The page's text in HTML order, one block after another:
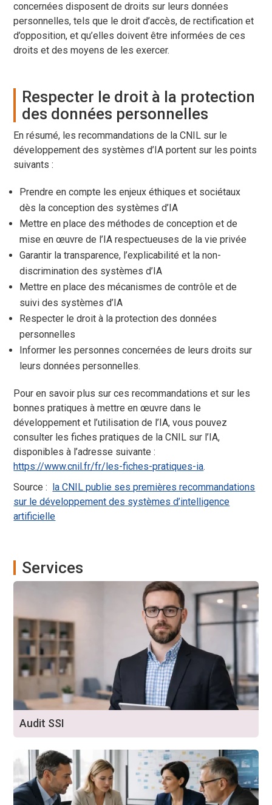
concernées disposent de droits sur leurs données
personnelles, tels que le droit d’accès, de rectification et
d’opposition, et qu’elles doivent être informées de ces
droits et des moyens de les exercer.
Respecter le droit à la protection
des données personnelles
En résumé, les recommandations de la CNIL sur le
développement des systèmes d’IA portent sur les points
suivants :
Prendre en compte les enjeux éthiques et sociétaux
dès la conception des systèmes d’IA
Mettre en place des méthodes de conception et de
mise en œuvre de l’IA respectueuses de la vie privée
Garantir la transparence, l’explicabilité et la non-
discrimination des systèmes d’IA
Mettre en place des mécanismes de contrôle et de
suivi des systèmes d’IA
Respecter le droit à la protection des données
personnelles
Informer les personnes concernées de leurs droits sur
leurs données personnelles.
Pour en savoir plus sur ces recommandations et sur les
bonnes pratiques à mettre en œuvre dans le
développement et l’utilisation de l’IA, vous pouvez
consulter les fiches pratiques de la CNIL sur l’IA,
disponibles à l’adresse suivante :
https://www.cnil.fr/fr/les-fiches-pratiques-ia.
Source :
la CNIL publie ses premières recommandations
sur le développement des systèmes d’intelligence
artificielle
Services
Audit SSI